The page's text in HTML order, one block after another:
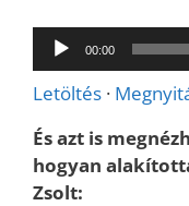
Audió
lejátszó
00:00
Letöltés ·
És azt is
hogyan
Zsolt: